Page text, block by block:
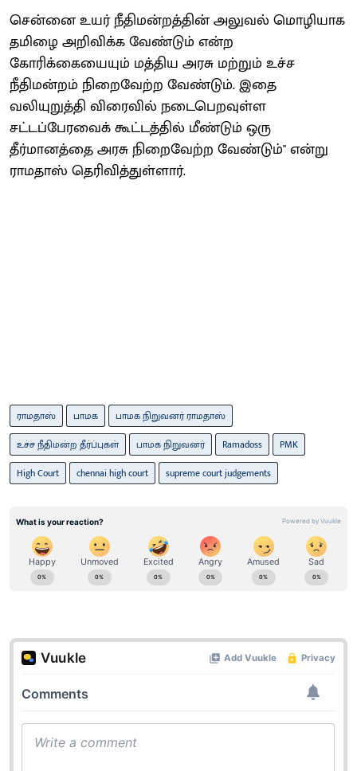
சென்னை உயர் நீதிமன்றத்தின் அலுவல் மொழியாக
தமிழை அறிவிக்க வேண்டும் என்ற
கோரிக்கையையும் மத்திய அரசு மற்றும் உச்ச
நீதிமன்றம் நிறைவேற்ற வேண்டும். இதை
வலியுறுத்தி விரைவில் நடைபெறவுள்ள
சட்டப்பேரவைக் கூட்டத்தில் மீண்டும் ஒரு
தீர்மானத்தை அரசு நிறைவேற்ற வேண்டும்'' என்று
ராமதாஸ் தெரிவித்துள்ளார்.
ராமதாஸ் பாமக
பாமக நிறுவனர் ராமதாஸ்
உச்ச நீதிமன்ற தீர்ப்புகள்
பாமக நிறுவனர் Ramadoss
PMK
High Court
chennai high court supreme court judgements